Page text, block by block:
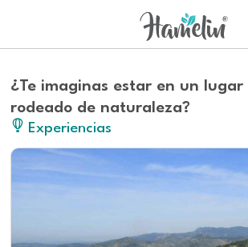
¿Te imaginas estar en un lugar
rodeado de naturaleza?
Experiencias